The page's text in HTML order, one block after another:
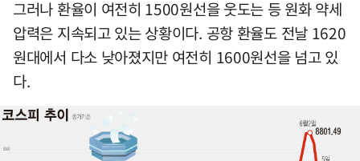
그러나 환율이 여전히 1500원선을 웃도는 등 원화 약세
압력은 지속되고 있는 상황이다. 공항 환율도 전날 1620
원대에서 다소 낮아졌지만 여전히 1600원선을 넘고 있
다.